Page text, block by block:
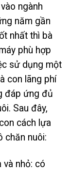
ngành
năm gần
nhất thì bà
phù hợp
sử dụng một
con lãng phí
đáp ứng đủ
Sau đây,
cách lựa
chăn nuôi:
và nhỏ: có